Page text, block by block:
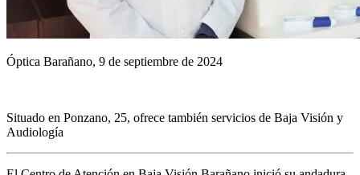
Óptica Barañano, 9 de septiembre de 2024
Situado en Ponzano, 25, ofrece también servicios de Baja Visión y
Audiología